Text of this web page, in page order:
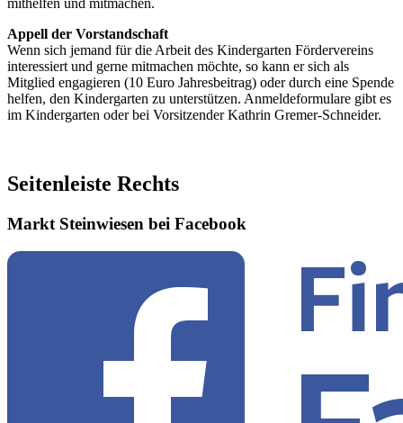
mithelfen und mitmachen.
Appell der Vorstandschaft
Wenn sich jemand für die Arbeit des Kindergarten Fördervereins
interessiert und gerne mitmachen möchte, so kann er sich als
Mitglied engagieren (10 Euro Jahresbeitrag) oder durch eine Spende
helfen, den Kindergarten zu unterstützen. Anmeldeformulare gibt es
im Kindergarten oder bei Vorsitzender Kathrin Gremer-Schneider.
Seitenleiste Rechts
Markt Steinwiesen bei Facebook